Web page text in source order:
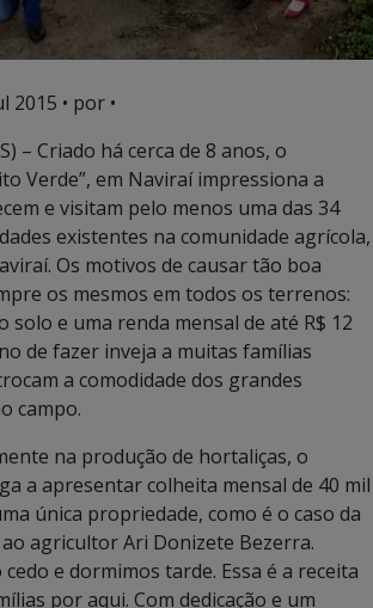
2015 • por •
– Criado há cerca de 8 anos, o
Verde”, em Naviraí impressiona a
e visitam pelo menos uma das 34
existentes na comunidade agrícola,
Os motivos de causar tão boa
os mesmos em todos os terrenos:
e uma renda mensal de até R$ 12
de fazer inveja a muitas famílias
a comodidade dos grandes
campo.
na produção de hortaliças, o
a apresentar colheita mensal de 40 mil
única propriedade, como é o caso da
agricultor Ari Donizete Bezerra.
e dormimos tarde. Essa é a receita
por aqui. Com dedicação e um